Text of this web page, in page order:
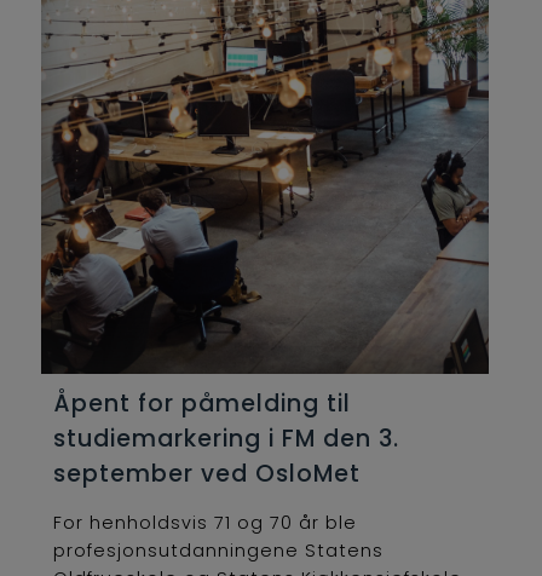
Åpent for påmelding til
studiemarkering i FM den 3.
september ved OsloMet
For henholdsvis 71 og 70 år ble
profesjonsutdanningene Statens